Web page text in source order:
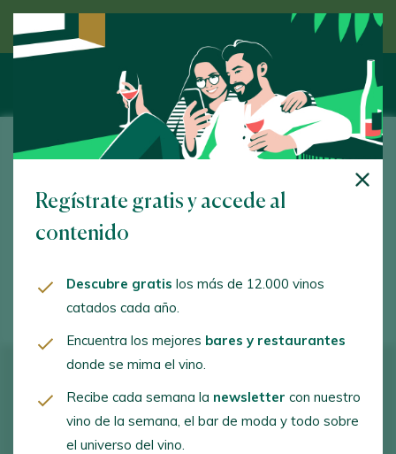
Descubre el vino de la mano de un experto
Bodega El Tesoro Soc. Coop.
Camino Viñas, s/n. Brime de Urz. 49622 - Zamora
bodegaeltesoro@gmail.com
Regístrate gratis y accede al
contenido
Descubre gratis los más de 12.000 vinos
catados cada año.
Encuentra los mejores bares y restaurantes
donde se mima el vino.
Recibe cada semana la newsletter con nuestro
vino de la semana, el bar de moda y todo sobre
el universo del vino.